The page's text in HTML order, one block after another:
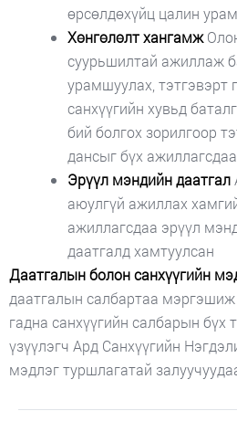
өрсөлдөхүйц цалин
Хөнгөлөлт хангамж
суурьшилтай ажиллаж
урамшуулах, тэтгэвэрт
санхүүгийн хувьд
бий болгох зорилгоор
дансыг бүх
Эрүүл мэндийн даатгал
аюулгүй ажиллах
ажиллагсдаа эрүүл
даатгалд хамтуулсан
Даатгалын болон санхүүгийн
даатгалын салбартаа
гадна санхүүгийн салбарын бүх
үзүүлэгч Ард Санхүүгийн
мэдлэг туршлагатай